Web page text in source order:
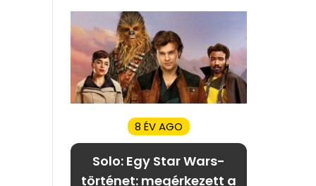
8 ÉV AGO
Solo: Egy Star Wars-
történet: megérkezett a